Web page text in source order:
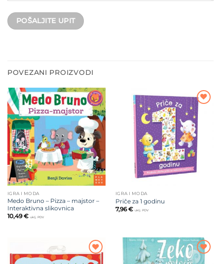
POVEZANI PROIZVODI
Dodajte
na listu
želja
IGRA I MODA
Medo Bruno – Pizza – majstor –
Interaktivna slikovnica
10,49€ uklj. PDV
Dodajte
na listu
želja
IGRA I MODA
Priče za 1 godinu
7,96€ uklj. PDV
Dodajte
Dodajte